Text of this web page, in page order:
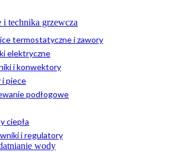
i technika grzewcza
termostatyczne i zawory
elektryczne
i konwektory
i piece
podłogowe
ciepła
i regulatory
wody